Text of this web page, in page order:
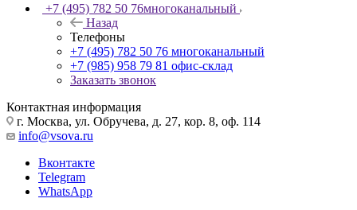
+7 (495) 782 50 76многоканальный
Назад
Телефоны
+7 (495) 782 50 76 многоканальный
+7 (985) 958 79 81 офис-склад
Заказать звонок
Контактная информация
г. Москва, ул. Обручева, д. 27, кор. 8, оф. 114
info@vsova.ru
Вконтакте
Telegram
WhatsApp